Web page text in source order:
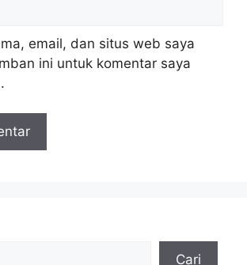
email, dan situs web saya
ini untuk komentar saya
Cari